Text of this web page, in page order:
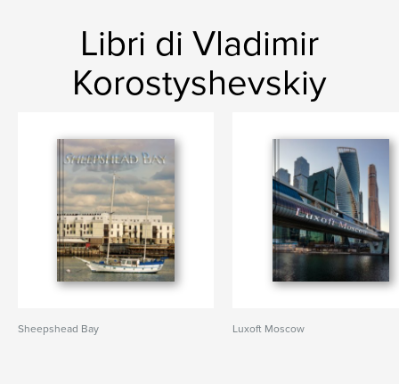
Libri di Vladimir
Korostyshevskiy
Sheepshead Bay Luxoft Moscow